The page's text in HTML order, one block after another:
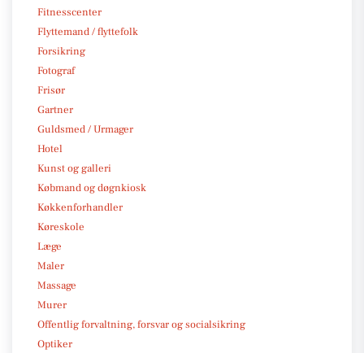
Fitnesscenter
Flyttemand / flyttefolk
Forsikring
Fotograf
Frisør
Gartner
Guldsmed / Urmager
Hotel
Kunst og galleri
Købmand og døgnkiosk
Køkkenforhandler
Køreskole
Læge
Maler
Massage
Murer
Offentlig forvaltning, forsvar og socialsikring
Optiker